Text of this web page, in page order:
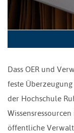
Dass OER und
feste
der Hochschule
öffentliche